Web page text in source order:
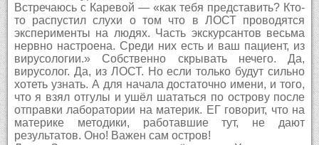
Встречаюсь с Каревой — «как тебя представить? Кто-
то распустил слухи о том что в ЛОСТ проводятся
эксперименты на людях. Часть экскурсантов весьма
нервно настроена. Среди них есть и ваш пациент, из
вирусологии.» Собственно скрывать нечего. Да,
вирусолог. Да, из ЛОСТ. Но если только будут сильно
хотеть узнать. А для начала достаточно имени, и того,
что я взял отгулы и ушёл шататься по острову после
отправки лаборатории на материк. ЕГ говорит, что на
материке методики, работавшие тут, не дают
результатов. Оно! Важен сам остров!